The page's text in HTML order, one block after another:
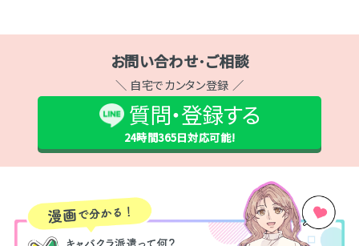
お問い合わせ･ご相談
＼ 自宅でカンタン登録 ／
質問・登録する
24時間365日対応可能!